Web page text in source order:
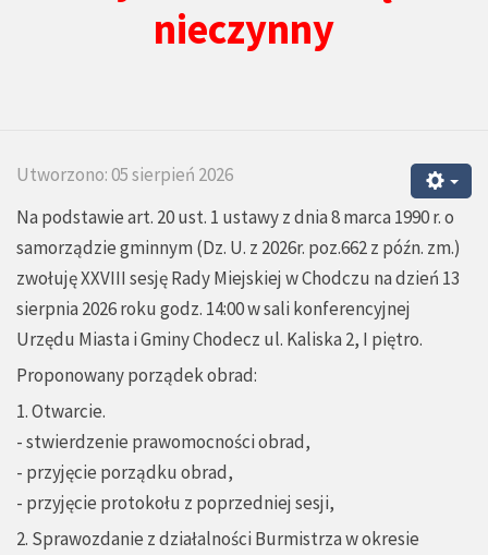
nieczynny
Utworzono: 05 sierpień 2026
Na podstawie art. 20 ust. 1 ustawy z dnia 8 marca 1990 r. o
samorządzie gminnym (Dz. U. z 2026r. poz.662 z późn. zm.)
zwołuję XXVIII sesję Rady Miejskiej w Chodczu na dzień 13
sierpnia 2026 roku godz. 14:00 w sali konferencyjnej
Urzędu Miasta i Gminy Chodecz ul. Kaliska 2, I piętro.
Proponowany porządek obrad:
1. Otwarcie.
- stwierdzenie prawomocności obrad,
- przyjęcie porządku obrad,
- przyjęcie protokołu z poprzedniej sesji,
2. Sprawozdanie z działalności Burmistrza w okresie